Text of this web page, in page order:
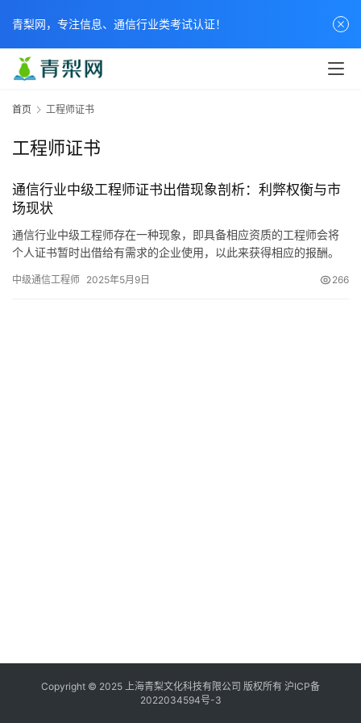
首页 工程师证书
工程师证书
通信行业中级工程师证书出借现象剖析：利弊权衡与市
场现状
通信行业中级工程师存在一种现象，即具备相应资质的工程师会将
个人证书暂时出借给有需求的企业使用，以此来获得相应的报酬。
中级通信工程师 2025年5月9日 266
Copyright © 2025 上海青梨文化科技有限公司 版权所有 沪ICP备
2022034594号-3
青梨网，专注信息、通信行业类考试认证！